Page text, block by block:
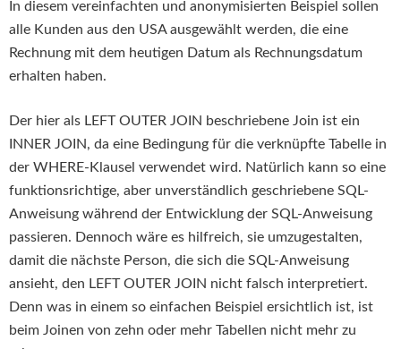
In diesem vereinfachten und anonymisierten Beispiel sollen
alle Kunden aus den USA ausgewählt werden, die eine
Rechnung mit dem heutigen Datum als Rechnungsdatum
erhalten haben.
Der hier als LEFT OUTER JOIN beschriebene Join ist ein
INNER JOIN, da eine Bedingung für die verknüpfte Tabelle in
der WHERE-Klausel verwendet wird. Natürlich kann so eine
funktionsrichtige, aber unverständlich geschriebene SQL-
Anweisung während der Entwicklung der SQL-Anweisung
passieren. Dennoch wäre es hilfreich, sie umzugestalten,
damit die nächste Person, die sich die SQL-Anweisung
ansieht, den LEFT OUTER JOIN nicht falsch interpretiert.
Denn was in einem so einfachen Beispiel ersichtlich ist, ist
beim Joinen von zehn oder mehr Tabellen nicht mehr zu